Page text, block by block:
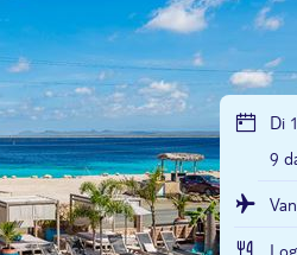
Di
9